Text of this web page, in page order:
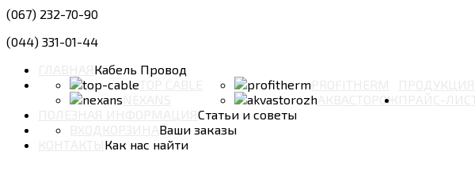
(067) 232-70-90
(044) 331-01-44
Кабель Провод
АКВАСТОРОЖ
Статьи и советы
Ваши заказы
Как нас найти